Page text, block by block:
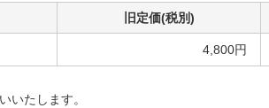
旧定価(税別)
4,800円
いたします。